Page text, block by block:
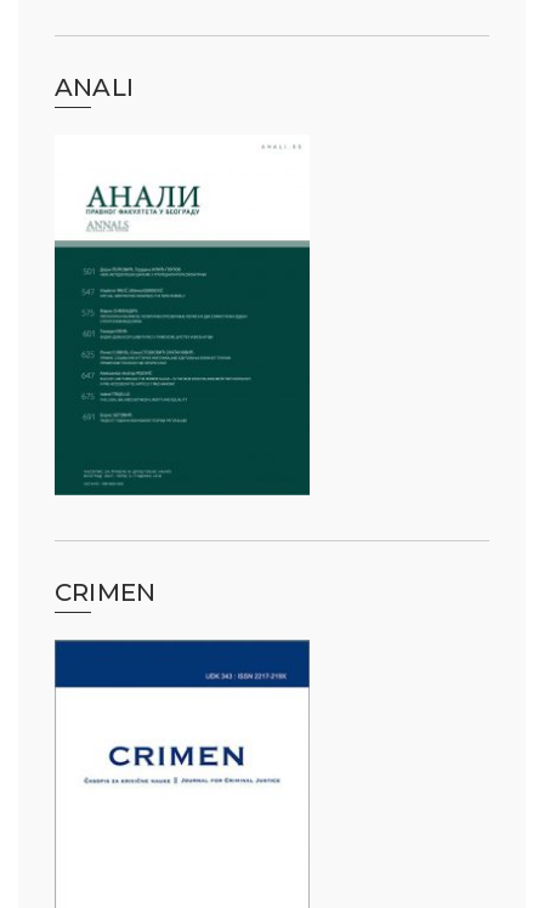
ANALI
CRIMEN